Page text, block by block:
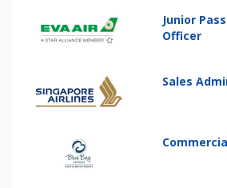
Junior
Officer
Sales